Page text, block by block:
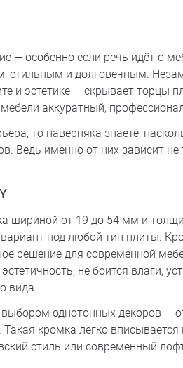
— особенно если речь идёт о
стильным и долговечным.
и эстетике — скрывает торцы
аккуратный,
то наверняка знаете,
Ведь именно от них зависит не
шириной от 19 до 54 мм и
под любой тип плиты.
решение для современной
не боится влаги,
вида.
однотонных декоров —
кромка легко
стиль или современный